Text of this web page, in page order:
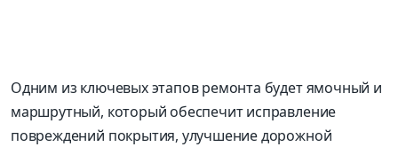
Одним из ключевых этапов ремонта будет ямочный и
маршрутный, который обеспечит исправление
повреждений покрытия, улучшение дорожной